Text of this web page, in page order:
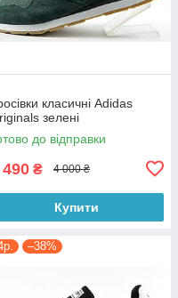
класичні Adidas
зелені
до відправки
₴ 4 000 ₴
Купити
–38%